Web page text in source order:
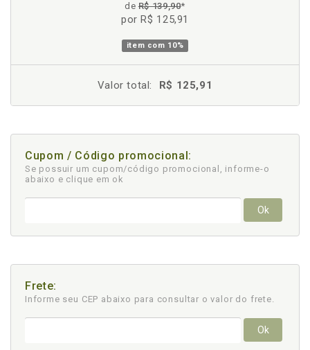
deR$ 139,90*
por R$ 125,91
item com 10%
Valor total: R$ 125,91
Cupom / Código promocional:
Se possuir um cupom/código promocional, informe-o
abaixo e clique em ok
Ok
Frete:
Informe seu CEP abaixo para consultar o valor do frete.
Ok